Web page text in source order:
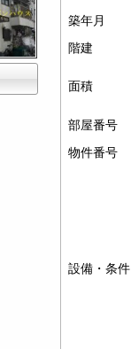
築年月
階建
面積
部屋番号
物件番号
設備・条件